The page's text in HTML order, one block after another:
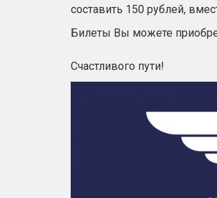
составить 150 рублей,
Билеты Вы можете
Счастливого пути!